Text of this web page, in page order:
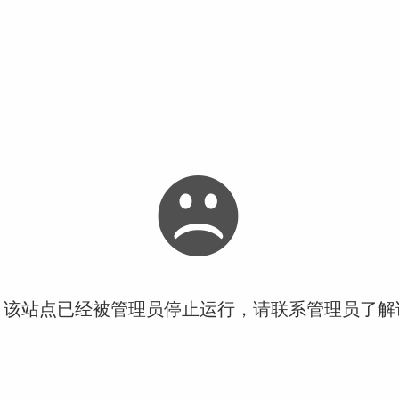
站点已经被管理员停止运行，请联系管理员了